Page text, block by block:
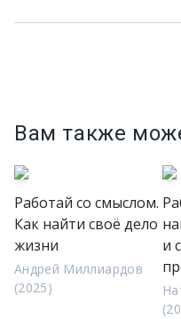
Вам также
Работай со смыслом.
Как найти своё дело
жизни
Андрей Миллиардов
(2025)
и